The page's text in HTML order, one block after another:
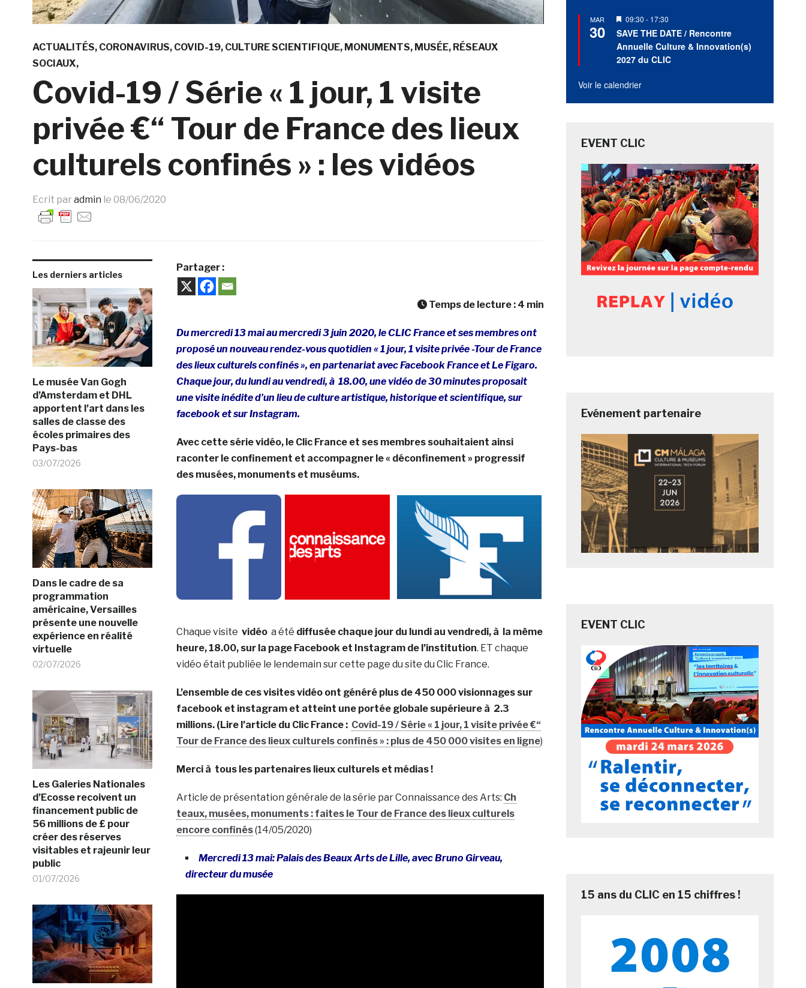
ACTUALITÉS CORONAVIRUS COVID-19 CULTURE SCIENTIFIQUE MONUMENTS MUSÉE RÉSEAUX
SOCIAUX
Covid-19 / Série « 1 jour, 1 visite
privée €“ Tour de France des lieux
culturels confinés » : les vidéos
Ecrit par admin le 08/06/2020
Les derniers articles
Le musée Van Gogh
d’Amsterdam et DHL
apportent l’art dans les
salles de classe des
écoles primaires des
Pays-bas
03/07/2026
Dans le cadre de sa
programmation
américaine, Versailles
présente une nouvelle
expérience en réalité
virtuelle
02/07/2026
Les Galeries Nationales
d’Ecosse recoivent un
financement public de
56 millions de £ pour
créer des réserves
visitables et rajeunir leur
public
01/07/2026
Partager :
Temps de lecture : 4 min
Du mercredi 13 mai au mercredi 3 juin 2020, le CLIC France et ses membres ont
proposé un nouveau rendez-vous quotidien « 1 jour, 1 visite privée -Tour de France
des lieux culturels confinés », en partenariat avec Facebook France et Le Figaro.
Chaque jour, du lundi au vendredi, à 18.00, une vidéo de 30 minutes proposait
une visite inédite d’un lieu de culture artistique, historique et scientifique, sur
facebook et sur Instagram.
Avec cette série vidéo, le Clic France et ses membres souhaitaient ainsi
raconter le confinement et accompagner le « déconfinement » progressif
des musées, monuments et muséums.
Chaque visite vidéo a été diffusée chaque jour du lundi au vendredi, à la même
heure, 18.00, sur la page Facebook et Instagram de l’institution. ET chaque
vidéo était publiée le lendemain sur cette page du site du Clic France.
L’ensemble de ces visites vidéo ont généré plus de 450 000 visionnages sur
facebook et instagram et atteint une portée globale supérieure à 2.3
millions. (Lire l’article du Clic France : Covid-19 / Série « 1 jour, 1 visite privée €“
Tour de France des lieux culturels confinés » : plus de 450 000 visites en ligne)
Merci à tous les partenaires lieux culturels et médias !
Article de présentation générale de la série par Connaissance des Arts: Ch
teaux, musées, monuments : faites le Tour de France des lieux culturels
encore confinés(14/05/2020)
Mercredi 13 mai: Palais des Beaux Arts de Lille, avec Bruno Girveau,
directeur du musée
MAR
30
Mis
en
avant
09:30 - 17:30
SAVE THE DATE / Rencontre
Annuelle Culture & Innovation(s)
2027 du CLIC
Voir le calendrier
EVENT CLIC
Evénement partenaire
EVENT CLIC
15 ans du CLIC en 15 chiffres !